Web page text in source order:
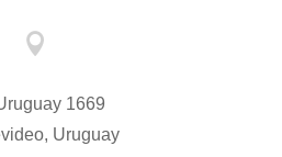

1669
Uruguay